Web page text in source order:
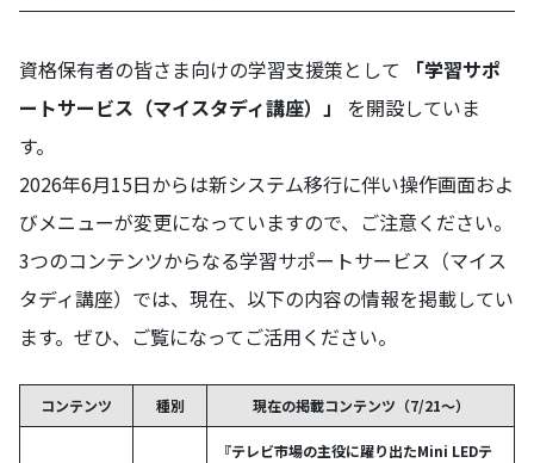
資格保有者の皆さま向けの学習支援策として
「学習サポ
ートサービス（マイスタディ講座）」
を開設していま
す。
2026年6月15日からは新システム移行に伴い操作画面およ
びメニューが変更になっていますので、ご注意ください。
3つのコンテンツからなる学習サポートサービス（マイス
タディ講座）では、現在、以下の内容の情報を掲載してい
ます。ぜひ、ご覧になってご活用ください。
コンテンツ 種別 現在の掲載コンテンツ（7/21～）
『テレビ市場の主役に躍り出たMini LEDテ